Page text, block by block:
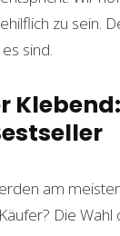
zu sein.
sind.
am
Die Wahl